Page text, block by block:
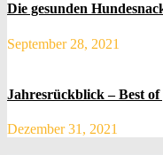
Die gesunden
September 28, 2021
Jahresrückblick – Best of
Dezember 31, 2021